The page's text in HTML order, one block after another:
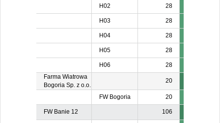
H02 28
H03 28
H04 28
H05 28
H06
28
Farma Wiatrowa
Bogoria Sp. z o.o.
20
FW Bogoria 20
FW Banie 12 106